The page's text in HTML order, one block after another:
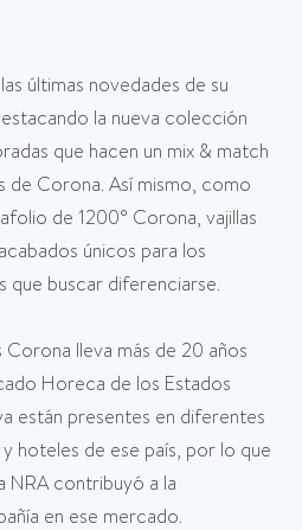
últimas novedades de su
la nueva colección
que hacen un mix & match
Corona. Así mismo, como
de 1200° Corona, vajillas
únicos para los
que buscar diferenciarse.
Corona lleva más de 20 años
Horeca de los Estados
están presentes en diferentes
hoteles de ese país, por lo que
NRA contribuyó a la
en ese mercado.